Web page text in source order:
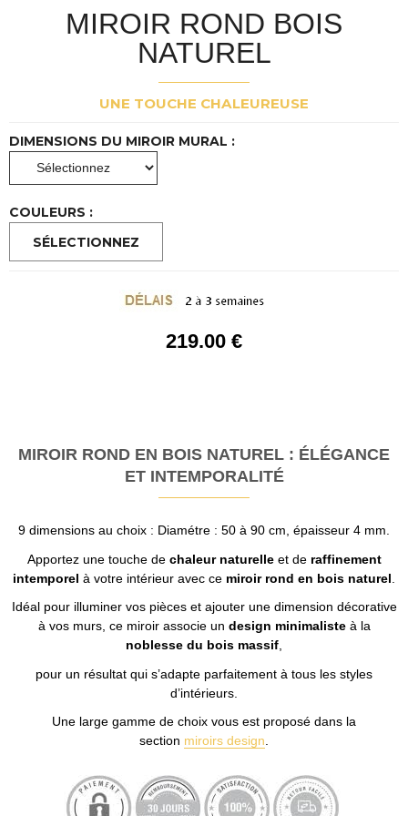
MIROIR ROND BOIS
NATUREL
UNE TOUCHE CHALEUREUSE
DIMENSIONS DU MIROIR MURAL :
COULEURS :
219.00 €
MIROIR ROND EN BOIS NATUREL : ÉLÉGANCE
ET INTEMPORALITÉ
9 dimensions au choix : Diamétre : 50 à 90 cm, épaisseur 4 mm.
Apportez une touche de chaleur naturelleet de raffinement
intemporel à votre intérieur avec ce miroir rond en bois naturel
Idéal pour illuminer vos pièces et ajouter une dimension décorative
à vos murs, ce miroir associe un design minimalisteà la
noblesse du bois massif,
pour un résultat qui s’adapte parfaitement à tous les styles
d’intérieurs.
Une large gamme de choix vous est proposé dans la
section miroirs design.